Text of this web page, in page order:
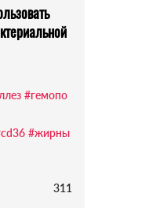
#гемопо
#жирны
311